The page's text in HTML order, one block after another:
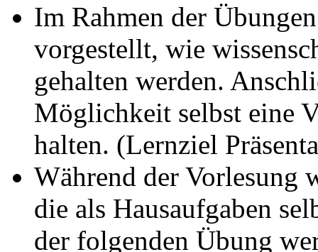
Im Rahmen der
vorgestellt, wie
gehalten werden.
Möglichkeit selbst eine
halten. (Lernziel
Während der Vorlesung
die als Hausaufgaben
der folgenden Übung